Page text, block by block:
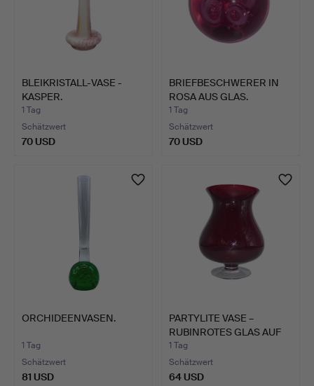
BLEIKRISTALL-VASE -
KASPER.
1 Tag
Schätzwert
70 USD
BRIEFBESCHWERER IN
ROSA AUS GLAS.
1 Tag
Schätzwert
70 USD
ORCHIDEENVASEN.
1 Tag
Schätzwert
81 USD
PARTYLITE VASE –
RUBINROTES GLAS AUF
STAND…
1 Tag
Schätzwert
64 USD